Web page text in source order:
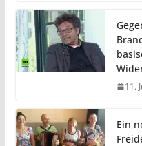
11.
Ein